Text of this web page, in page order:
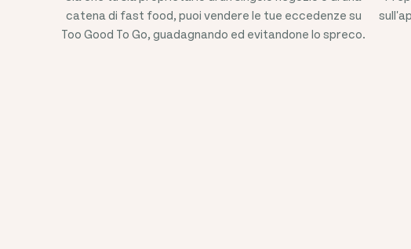
catena di fast food, puoi vendere le tue eccedenze su
Too Good To Go, guadagnando ed evitandone lo spreco.